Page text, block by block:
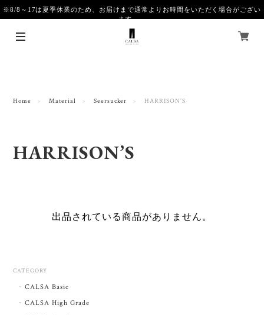
※8/8～17は夏季休業のため、お届けまで通常よりお時間をいただく場合がござい
ます。
Home Material Seersucker HARRISON’S
HARRISON’S
出品されている商品がありません。
CATEGORY
CALSA Basic
CALSA High Grade